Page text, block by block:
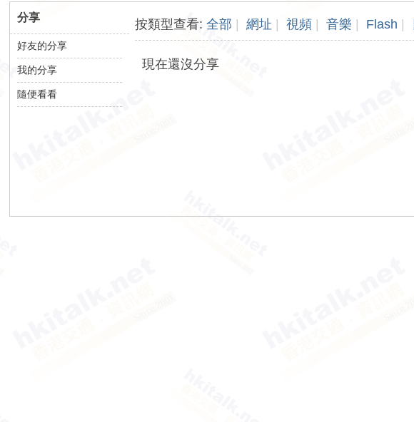
hk
lk.
ne
訊
分享
好友的分享
我的分享
隨便看看
按類型查看:全部 網址 視頻 音樂 Flash
現在還沒分享